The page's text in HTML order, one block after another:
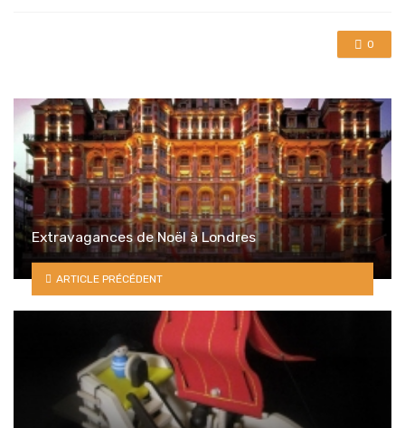
0
Extravagances de Noël à Londres
ARTICLE PRÉCÉDENT